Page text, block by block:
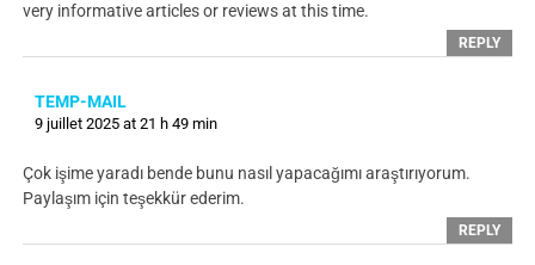
very informative articles or reviews at this time.
REPLY
TEMP-MAIL
9 juillet 2025 at 21 h 49 min
Çok işime yaradı bende bunu nasıl yapacağımı araştırıyorum.
Paylaşım için teşekkür ederim.
REPLY